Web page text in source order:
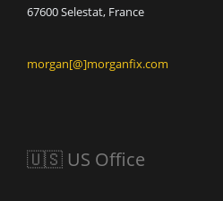
67600 Selestat, France
morgan[@]morganfix.com
🇺🇸 US Office